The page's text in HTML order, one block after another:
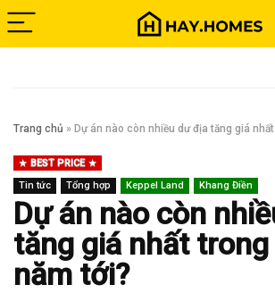
Trang chủ » Dự án nào còn nhiều dư địa tăng giá
BEST PRICE
Tin tức
Tổng hợp Keppel Land Khang Điền
Dự án nào còn
tăng giá nhất
năm tới?